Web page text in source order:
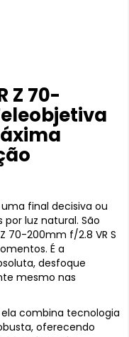
Z 70-
final decisiva ou
luz natural. São
70-200mm f/2.8 VR S
É a
desfoque
mesmo nas
ela combina tecnologia
oferecendo